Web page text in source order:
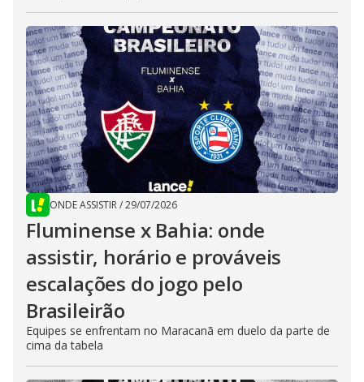
ONDE ASSISTIR/29/07/2026
Fluminense x Bahia: onde
assistir, horário e prováveis
escalações do jogo pelo
Brasileirão
Equipes se enfrentam no Maracanã em duelo da parte de
cima da tabela